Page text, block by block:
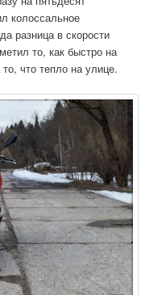
колоссальное
разница в скорости
то, как быстро на
что тепло на улице.